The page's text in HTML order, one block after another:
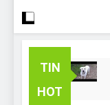
TIN
HOT